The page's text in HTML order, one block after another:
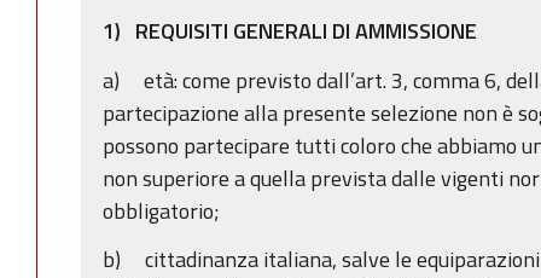
1) REQUISITI GENERALI DI AMMISSIONE
a) età: come previsto dall’art. 3, comma 6,
partecipazione alla presente selezione non è
possono partecipare tutti coloro che abbiamo
non superiore a quella prevista dalle vigenti
obbligatorio;
b) cittadinanza italiana, salve le